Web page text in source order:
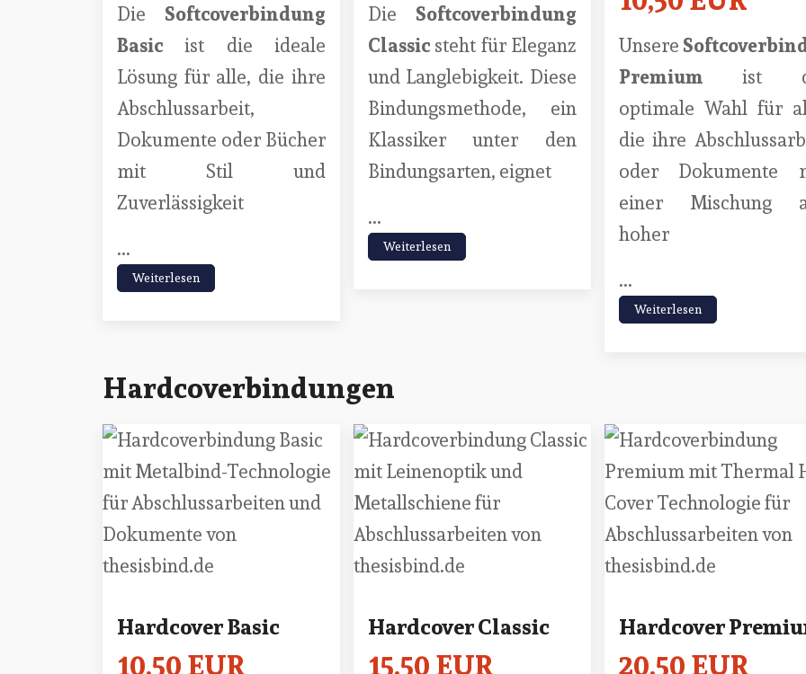
Die Softcoverbindung
Basic ist die ideale
Lösung für alle, die ihre
Abschlussarbeit,
Dokumente oder Bücher
mit Stil und
Zuverlässigkeit
...
Weiterlesen
Die Softcoverbindung
Classicsteht für Eleganz
und Langlebigkeit. Diese
Bindungsmethode, ein
Klassiker unter den
Bindungsarten, eignet
...
Weiterlesen
Unsere
Premium ist
optimale Wahl für
die ihre
oder Dokumente
einer Mischung
hoher
...
Weiterlesen
Hardcoverbindungen
Hardcover Basic Hardcover Classic Hardcover